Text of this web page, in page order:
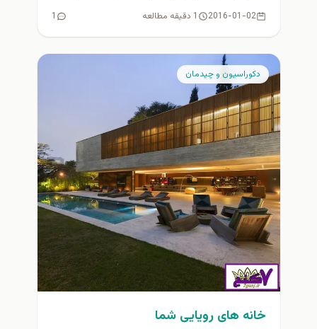
2016-01-02 1 دقیقه مطالعه 1
دكوراسيون و چيدمان
خانه های رویایی شما